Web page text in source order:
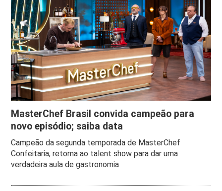
MasterChef Brasil convida campeão para
novo episódio; saiba data
Campeão da segunda temporada de MasterChef
Confeitaria, retorna ao talent show para dar uma
verdadeira aula de gastronomia